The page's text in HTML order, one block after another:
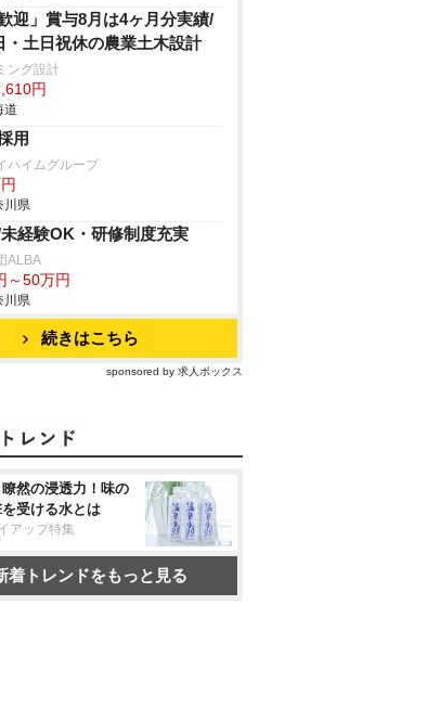
迎」賞与8月は4ヶ月分実績/
・土日祝休の農業土木設計
ング設計
円
道
用
ハイムグループ
川県
経験OK・研修制度充実
ALBA
～50万円
川県
続きはこちら
sponsored by 求人ボックス
然の浸透力！味の
受ける水とは
アップ特集
着トレンドをもっと見る